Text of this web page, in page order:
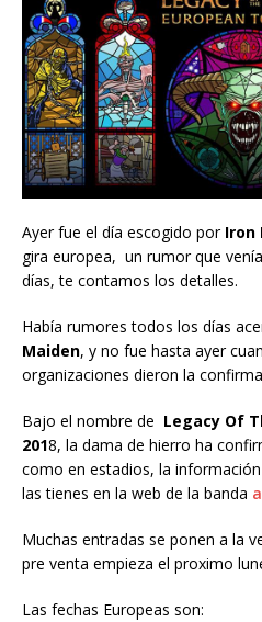
Ayer fue el día escogido por Iron
gira europea, un rumor que
días, te contamos los detalles.
Había rumores todos los días
Maiden, y no fue hasta ayer
organizaciones dieron la
Bajo el nombre de Legacy Of
2018, la dama de hierro ha
como en estadios, la
las tienes en la web de la banda
Muchas entradas se ponen a la
pre venta empieza el proximo
Las fechas Europeas son: